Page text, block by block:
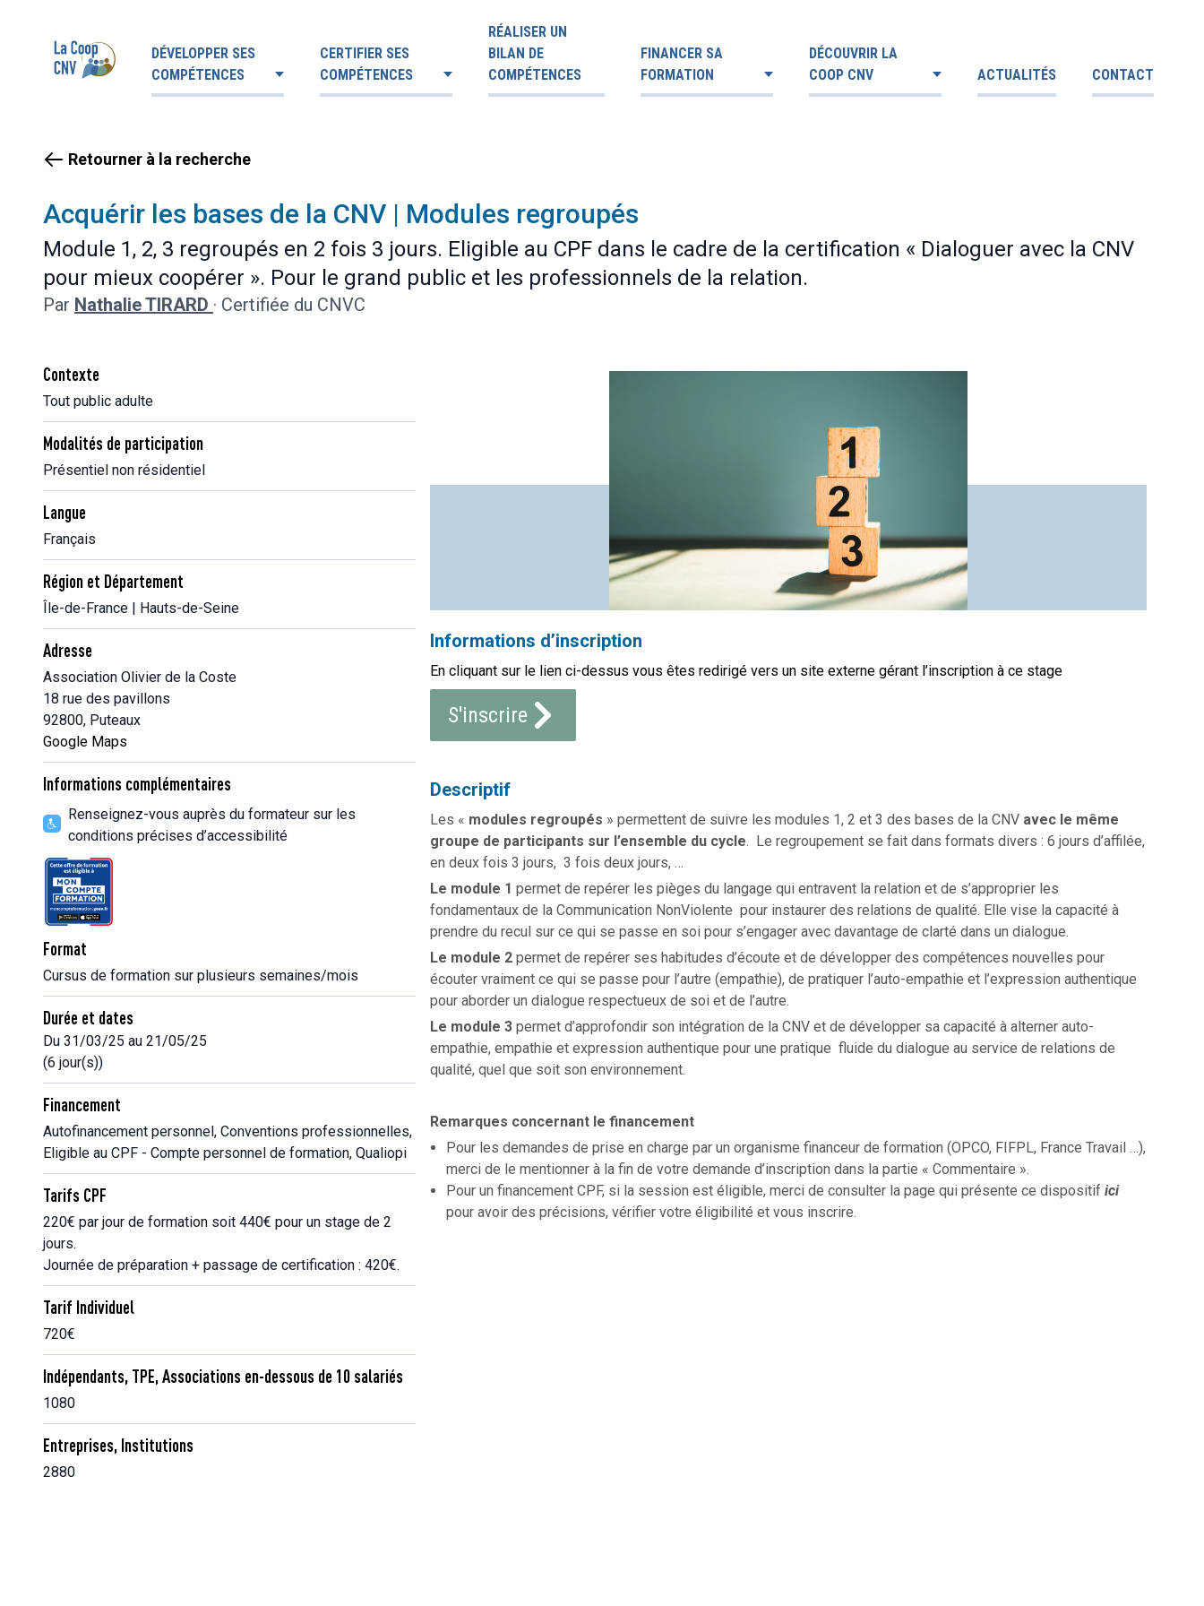
DÉVELOPPER SES
COMPÉTENCES
CERTIFIER SES
COMPÉTENCES
RÉALISER UN
BILAN DE
COMPÉTENCES
FINANCER SA
FORMATION
DÉCOUVRIR LA
COOP CNV
ACTUALITÉS CONTACT
Retourner à la recherche
Acquérir les bases de la CNV | Modules regroupés
Module 1, 2, 3 regroupés en 2 fois 3 jours. Eligible au CPF dans le cadre de la certification « Dialoguer avec la CNV
pour mieux coopérer ». Pour le grand public et les professionnels de la relation.
Par Nathalie TIRARD · Certifiée du CNVC
Contexte
Tout public adulte
Modalités de participation
Présentiel non résidentiel
Langue
Français
Région et Département
Île-de-France | Hauts-de-Seine
Adresse
Association Olivier de la Coste
18 rue des pavillons
92800, Puteaux
Google Maps
Informations complémentaires
Renseignez-vous auprès du formateur sur les
conditions précises d’accessibilité
Format
Cursus de formation sur plusieurs semaines/mois
Durée et dates
Du 31/03/25 au 21/05/25
(6 jour(s))
Financement
Autofinancement personnel, Conventions professionnelles,
Eligible au CPF - Compte personnel de formation, Qualiopi
Tarifs CPF
220€ par jour de formation soit 440€ pour un stage de 2
jours.
Journée de préparation + passage de certification : 420€.
Tarif Individuel
720€
Indépendants, TPE, Associations en-dessous de 10 salariés
1080
Entreprises, Institutions
2880
Informations d’inscription
En cliquant sur le lien ci-dessus vous êtes redirigé vers un site externe gérant l’inscription à ce stage
S'inscrire
Descriptif
Les « modules regroupés » permettent de suivre les modules 1, 2 et 3 des bases de la CNV avec le même
groupe de participants sur l’ensemble du cycle. Le regroupement se fait dans formats divers : 6 jours d’affilée,
en deux fois 3 jours, 3 fois deux jours, …
Le module 1 permet de repérer les pièges du langage qui entravent la relation et de s’approprier les
fondamentaux de la Communication NonViolente pour instaurer des relations de qualité. Elle vise la capacité à
prendre du recul sur ce qui se passe en soi pour s’engager avec davantage de clarté dans un dialogue.
Le module 2 permet de repérer ses habitudes d’écoute et de développer des compétences nouvelles pour
écouter vraiment ce qui se passe pour l’autre (empathie), de pratiquer l’auto-empathie et l’expression authentique
pour aborder un dialogue respectueux de soi et de l’autre.
Le module 3 permet d’approfondir son intégration de la CNV et de développer sa capacité à alterner auto-
empathie, empathie et expression authentique pour une pratique fluide du dialogue au service de relations de
qualité, quel que soit son environnement.
Remarques concernant le financement
Pour les demandes de prise en charge par un organisme financeur de formation (OPCO, FIFPL, France Travail …),
merci de le mentionner à la fin de votre demande d’inscription dans la partie « Commentaire ».
Pour un financement CPF, si la session est éligible, merci de consulter la page qui présente ce dispositif ici
pour avoir des précisions, vérifier votre éligibilité et vous inscrire.